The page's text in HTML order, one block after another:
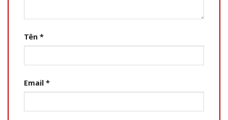
Tên *
Email *